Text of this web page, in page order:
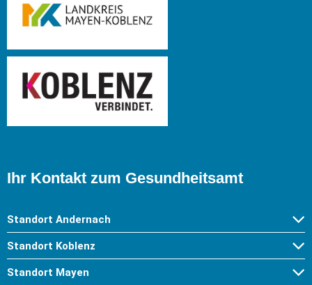
Ihr Kontakt zum Gesundheitsamt
Standort Andernach
Standort Koblenz
Standort Mayen